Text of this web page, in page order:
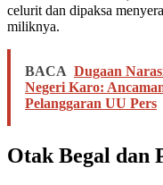
celurit dan dipaksa
miliknya.
BACA Dugaan
Negeri Karo:
Pelanggaran UU Pers
Otak Begal dan